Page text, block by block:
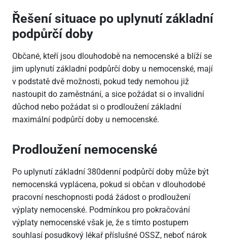
Řešení situace po uplynutí základní
podpůrčí doby
Občané, kteří jsou dlouhodobě na nemocenské a blíží se
jim uplynutí základní podpůrčí doby u nemocenské, mají
v podstatě dvě možnosti, pokud tedy nemohou již
nastoupit do zaměstnání, a sice požádat si o invalidní
důchod nebo požádat si o prodloužení základní
maximální podpůrčí doby u nemocenské.
Prodloužení nemocenské
Po uplynutí základní 380denní podpůrčí doby může být
nemocenská vyplácena, pokud si občan v dlouhodobé
pracovní neschopnosti podá žádost o prodloužení
výplaty nemocenské. Podmínkou pro pokračování
výplaty nemocenské však je, že s tímto postupem
souhlasí posudkový lékař příslušné OSSZ, neboť nárok